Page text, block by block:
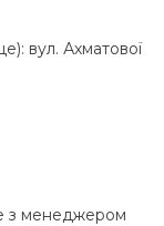
вул. Ахматової
з менеджером